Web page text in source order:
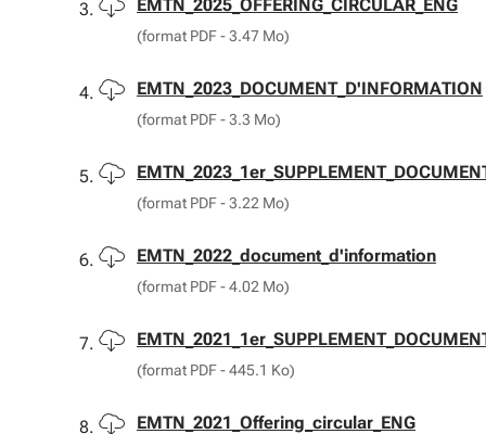
EMTN_2025_OFFERING_CIRCULAR_ENG
(format PDF - 3.47 Mo)
Télécharger
EMTN_2023_DOCUMENT_D'INFORMATION
(format PDF - 3.3 Mo)
Télécharger
(format PDF - 3.22 Mo)
Télécharger
EMTN_2022_document_d'information
(format PDF - 4.02 Mo)
Télécharger
(format PDF - 445.1 Ko)
Télécharger
EMTN_2021_Offering_circular_ENG